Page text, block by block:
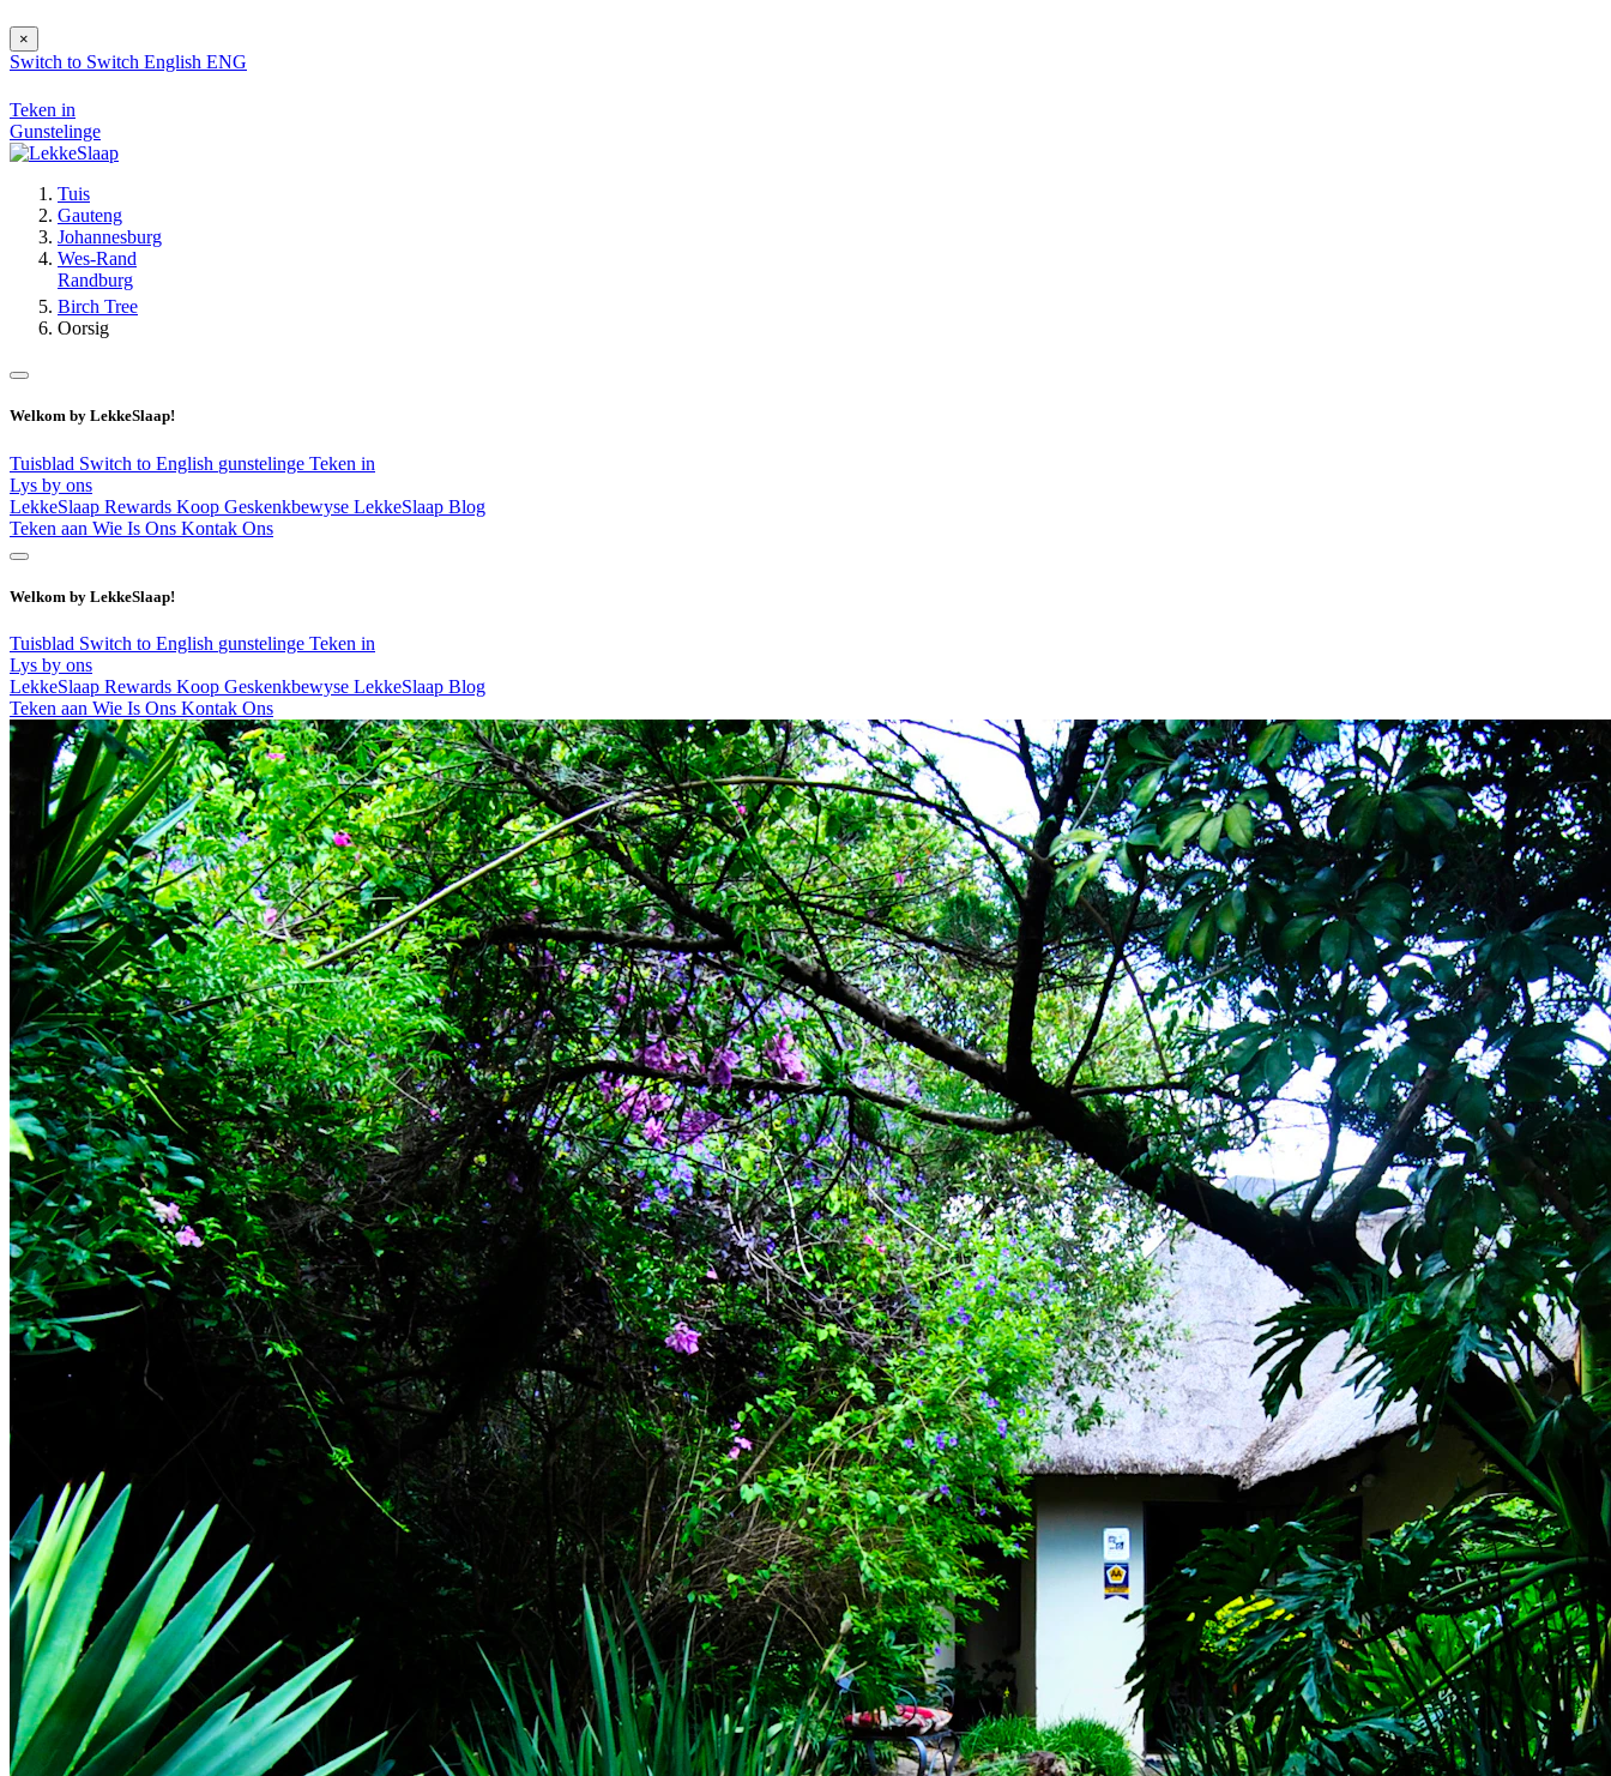
×
Switch to Switch English ENG
Teken in
Gunstelinge
Tuis
Gauteng
Johannesburg
Wes-Rand
Randburg
Birch Tree
Oorsig
Welkom by LekkeSlaap!
Tuisblad Switch to English gunstelinge Teken in
Lys by ons
LekkeSlaap Rewards Koop Geskenkbewyse LekkeSlaap Blog
Teken aan Wie Is Ons Kontak Ons
Welkom by LekkeSlaap!
Tuisblad Switch to English gunstelinge Teken in
Lys by ons
LekkeSlaap Rewards Koop Geskenkbewyse LekkeSlaap Blog
Teken aan Wie Is Ons Kontak Ons